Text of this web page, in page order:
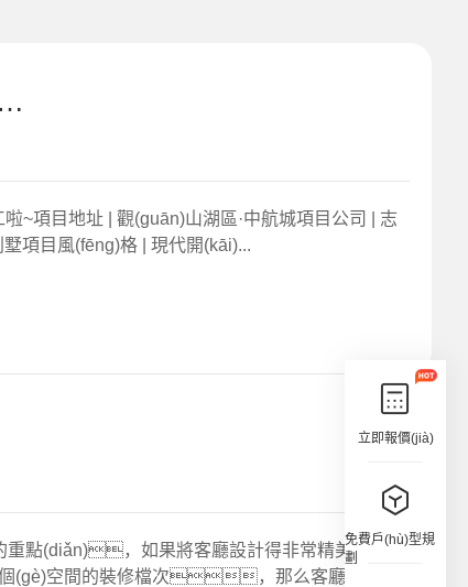
立即報價(jià)
免費戶(hù)型規
劃
貴陽(yáng)裝修公司丨中航城6層別墅開(kāi)工啦
~項目地址 | 觀(guān)山湖區·中航城項目公司 | 志
項目風(fēng)格 | 現代開(kāi)...
點(diǎn)，如果將客廳設計得非常精美的話
(gè)空間的裝修檔次，那么客廳裝潢設